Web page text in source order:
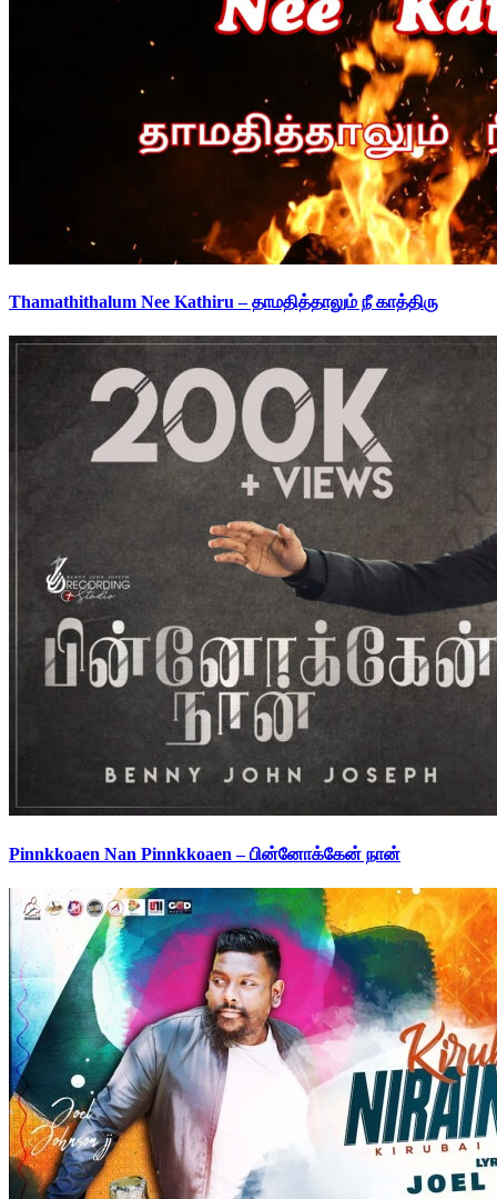
Thamathithalum Nee Kathiru – தாமதித்தாலும் நீ காத்திரு
Pinnkkoaen Nan Pinnkkoaen – பின்னோக்கேன் நான்